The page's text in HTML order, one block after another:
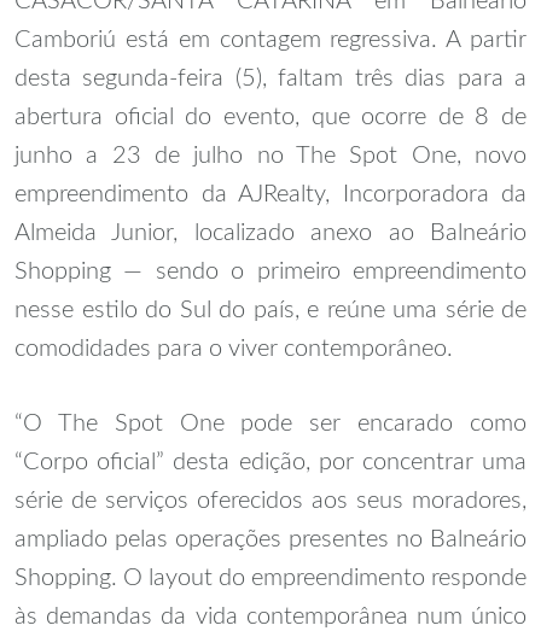
Camboriú está em contagem regressiva. A partir
desta segunda-feira (5), faltam três dias para a
abertura oficial do evento, que ocorre de 8 de
junho a 23 de julho no The Spot One, novo
empreendimento da AJRealty, Incorporadora da
Almeida Junior, localizado anexo ao Balneário
Shopping — sendo o primeiro empreendimento
nesse estilo do Sul do país, e reúne uma série de
comodidades para o viver contemporâneo.
“O The Spot One pode ser encarado como
“Corpo oficial” desta edição, por concentrar uma
série de serviços oferecidos aos seus moradores,
ampliado pelas operações presentes no Balneário
Shopping. O layout do empreendimento responde
às demandas da vida contemporânea num único